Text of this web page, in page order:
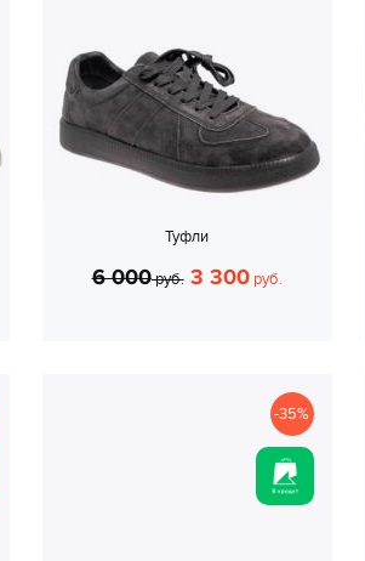
Туфли
6 000руб. 3 300руб.
-35%